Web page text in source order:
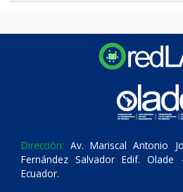
Dirección: Av. Mariscal Antonio
Fernández Salvador Edif.
Ecuador.